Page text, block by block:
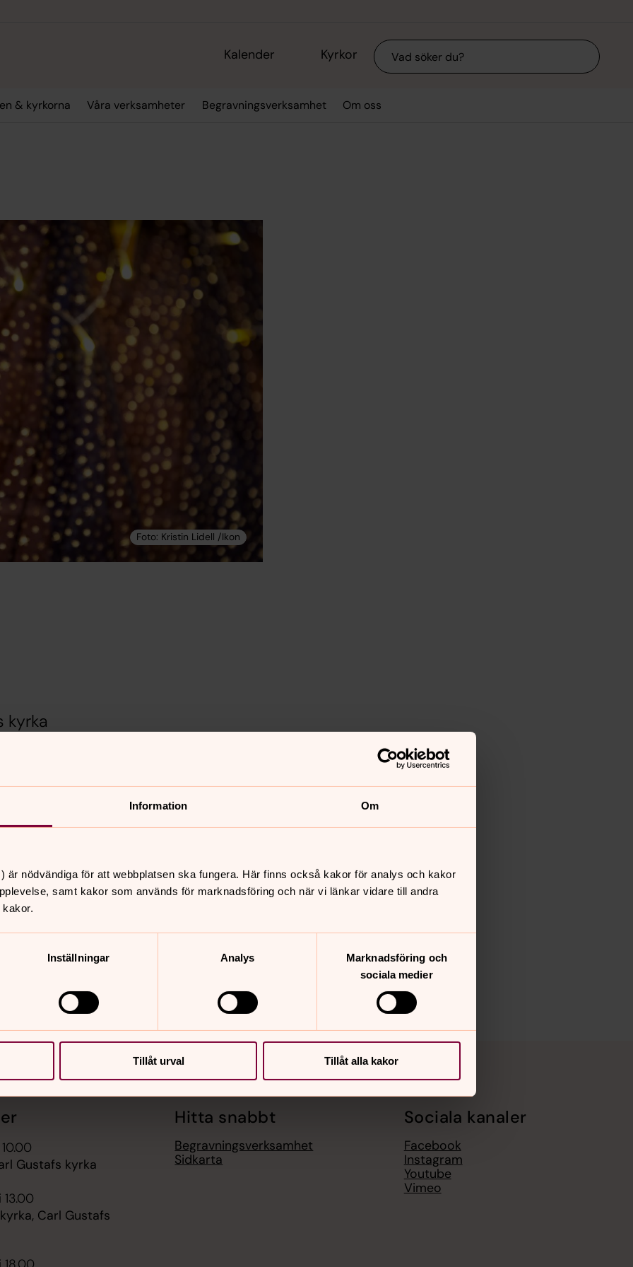
Information Om
är nödvändiga för att webbplatsen ska fungera. Här finns också kakor för analys och kakor
samt kakor som används för marknadsföring och när vi länkar vidare till andra
Inställningar Analys
Marknadsföring och
sociala medier
Tillåt urval Tillåt alla kakor
Kalender Kyrkor Sök
& kyrkorna Våra verksamheter Begravningsverksamhet Om oss
kyrka
vackraste julpsalmerna under
Gustafs kyrka
13.00
Carl Gustafs
Hitta snabbt
Begravningsverksamhet
Sidkarta
Sociala kanaler
Facebook
Instagram
Youtube
Vimeo